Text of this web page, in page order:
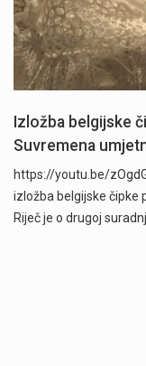
Izložba belgijske
Suvremena
https://youtu.be/
izložba belgijske čipke
Riječ je o drugoj